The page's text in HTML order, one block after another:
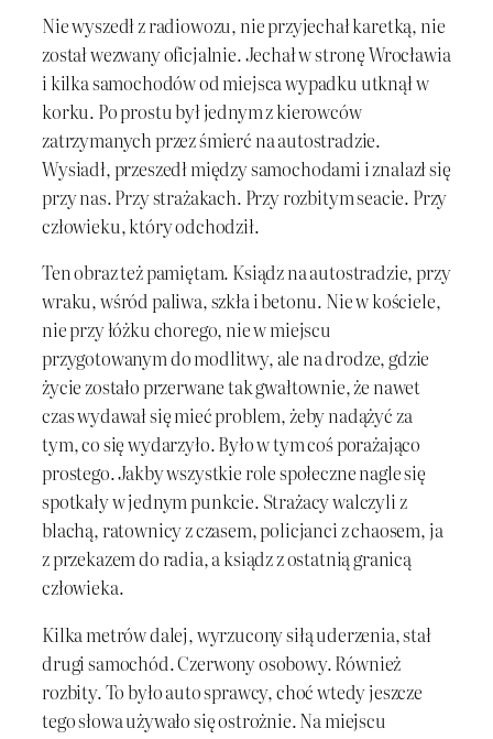
Nie wyszedł z radiowozu, nie przyjechał karetką, nie
został wezwany oficjalnie. Jechał w stronę Wrocławia
i kilka samochodów od miejsca wypadku utknął w
korku. Po prostu był jednym z kierowców
zatrzymanych przez śmierć na autostradzie.
Wysiadł, przeszedł między samochodami i znalazł się
przy nas. Przy strażakach. Przy rozbitym seacie. Przy
człowieku, który odchodził.
Ten obraz też pamiętam. Ksiądz na autostradzie, przy
wraku, wśród paliwa, szkła i betonu. Nie w kościele,
nie przy łóżku chorego, nie w miejscu
przygotowanym do modlitwy, ale na drodze, gdzie
życie zostało przerwane tak gwałtownie, że nawet
czas wydawał się mieć problem, żeby nadążyć za
tym, co się wydarzyło. Było w tym coś porażająco
prostego. Jakby wszystkie role społeczne nagle się
spotkały w jednym punkcie. Strażacy walczyli z
blachą, ratownicy z czasem, policjanci z chaosem, ja
z przekazem do radia, a ksiądz z ostatnią granicą
człowieka.
Kilka metrów dalej, wyrzucony siłą uderzenia, stał
drugi samochód. Czerwony osobowy. Również
rozbity. To było auto sprawcy, choć wtedy jeszcze
tego słowa używało się ostrożnie. Na miejscu